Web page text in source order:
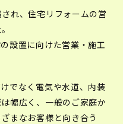
れ、住宅リフォームの営
設置に向けた営業・施工
でなく電気や水道、内装
幅広く、一般のご家庭か
まなお客様と向き合う